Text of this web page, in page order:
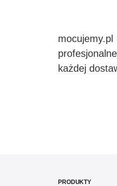
każdej
PRODUKTY